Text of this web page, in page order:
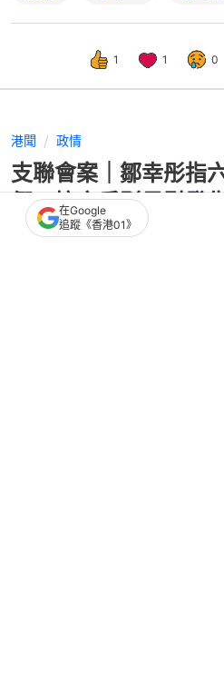
1 1 0
港聞 政情
支聯會案｜鄒幸彤指
們 控方反駁是引發仇
在Google
追蹤《香港01》